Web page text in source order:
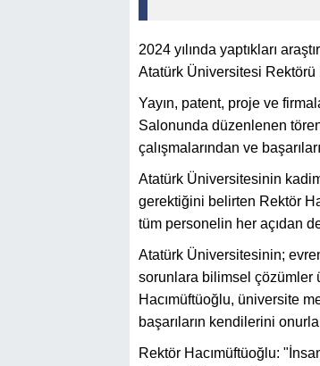
2024 yılında yaptıkları
Atatürk Üniversitesi Rektörü
Yayın, patent, proje ve
Salonunda düzenlenen
çalışmalarından ve
Atatürk Üniversitesinin
gerektiğini belirten Rektör
tüm personelin her açıdan
Atatürk Üniversitesinin;
sorunlara bilimsel çözümler
Hacımüftüoğlu, üniversite
başarıların kendilerini
Rektör Hacımüftüoğlu: